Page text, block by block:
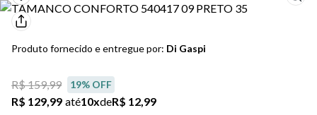
Produto fornecido e entregue por: Di Gaspi
R$ 159,99 19% OFF
R$ 129,99 até10xdeR$ 12,99
3º moletom
4º tênis masculino
6º sandalia